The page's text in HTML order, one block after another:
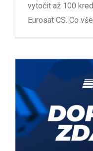
vytočit až 100
Eurosat CS. Co